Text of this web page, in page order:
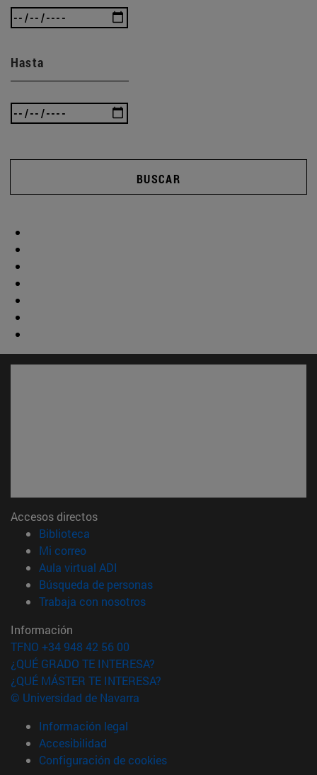
Hasta
BUSCAR
Accesos directos
Biblioteca
Mi correo(abre en nueva ventana)
Aula virtual ADI
Búsqueda de personas(abre en nueva ventana)
Trabaja con nosotros(abre en nueva ventana)
Información
TFNO +34 948 42 56 00
¿QUÉ GRADO TE INTERESA?
¿QUÉ MÁSTER TE INTERESA?
© Universidad de Navarra
Información legal
Accesibilidad
Configuración de cookies